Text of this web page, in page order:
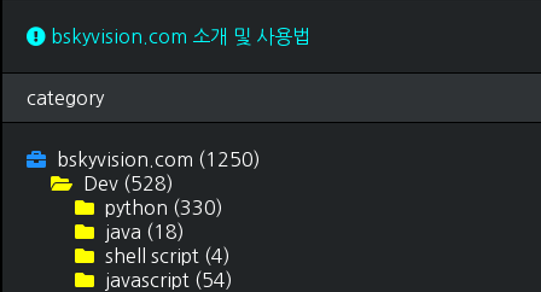
bskyvision.com 소개 및 사용법
category
bskyvision.com (1250)
Dev (528)
python (330)
java (18)
shell script (4)
javascript (54)